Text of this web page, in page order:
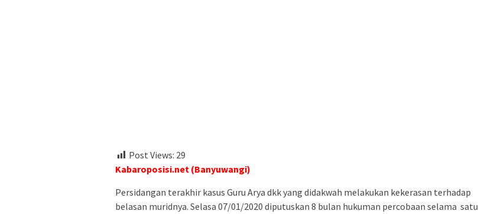
Post Views: 29
Kabaroposisi.net (Banyuwangi)
Persidangan terakhir kasus Guru Arya dkk yang didakwah melakukan kekerasan terhadap
belasan muridnya. Selasa 07/01/2020 diputuskan 8 bulan hukuman percobaan selama satu